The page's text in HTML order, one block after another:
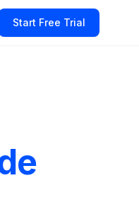
Start Free Trial